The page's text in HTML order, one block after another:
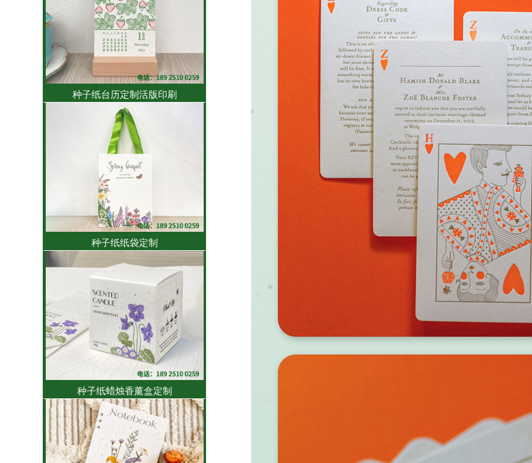
种子纸台历定制活版印刷
种子纸纸袋定制
种子纸蜡烛香薰盒定制